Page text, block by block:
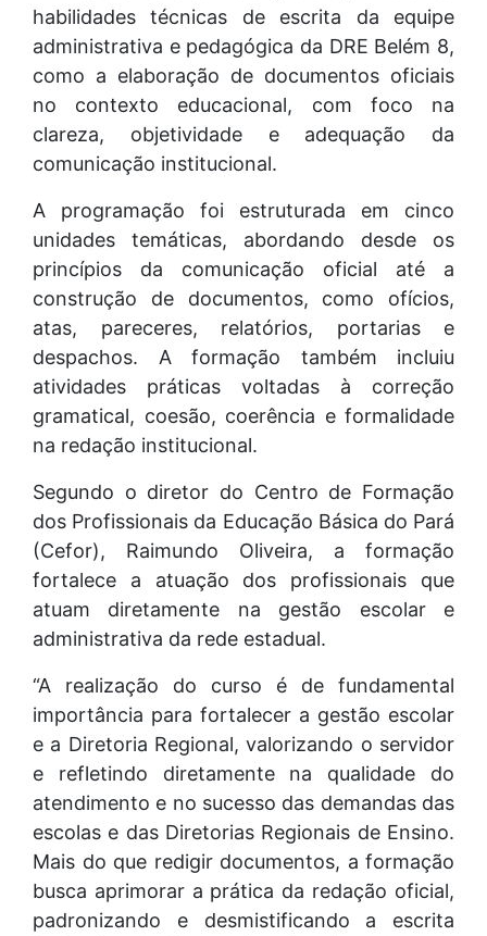
habilidades técnicas de escrita da equipe
administrativa e pedagógica da DRE Belém 8,
como a elaboração de documentos oficiais
no contexto educacional, com foco na
clareza, objetividade e adequação da
comunicação institucional.
A programação foi estruturada em cinco
unidades temáticas, abordando desde os
princípios da comunicação oficial até a
construção de documentos, como ofícios,
atas, pareceres, relatórios, portarias e
despachos. A formação também incluiu
atividades práticas voltadas à correção
gramatical, coesão, coerência e formalidade
na redação institucional.
Segundo o diretor do Centro de Formação
dos Profissionais da Educação Básica do Pará
(Cefor), Raimundo Oliveira, a formação
fortalece a atuação dos profissionais que
atuam diretamente na gestão escolar e
administrativa da rede estadual.
“A realização do curso é de fundamental
importância para fortalecer a gestão escolar
e a Diretoria Regional, valorizando o servidor
e refletindo diretamente na qualidade do
atendimento e no sucesso das demandas das
escolas e das Diretorias Regionais de Ensino.
Mais do que redigir documentos, a formação
busca aprimorar a prática da redação oficial,
padronizando e desmistificando a escrita